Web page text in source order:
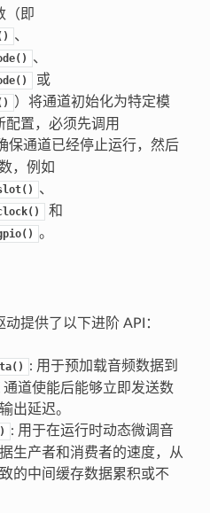
（即
、
、
或
）将通道初始化为特定模
配置，必须先调用
保通道已经停止运行，然后
，例如
、
和
。
提供了以下进阶 API：
: 用于预加载音频数据到
通道使能后能够立即发送数
出延迟。
: 用于在运行时动态微调音
生产者和消费者的速度，从
的中间缓存数据累积或不